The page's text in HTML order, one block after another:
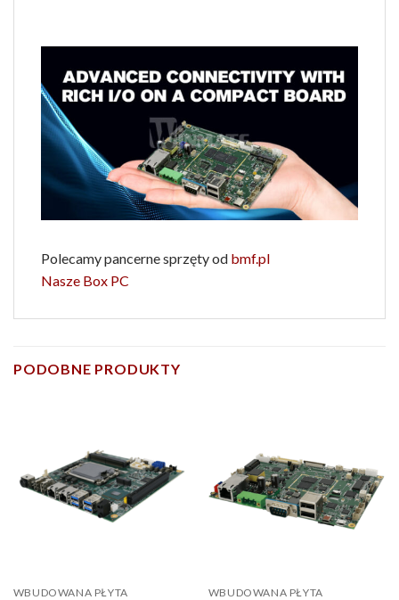
Polecamy pancerne sprzęty od bmf.pl
Nasze Box PC
PODOBNE PRODUKTY
WBUDOWANA PŁYTA WBUDOWANA PŁYTA